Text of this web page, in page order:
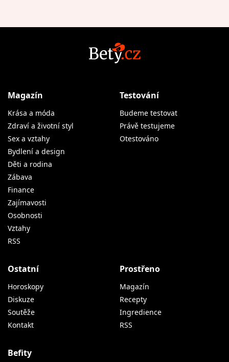
Magazín
Krása a móda
Zdraví a životní styl
Sex a vztahy
Bydlení a design
Děti a rodina
Zábava
Finance
Zajímavosti
Osobnosti
Vztahy
RSS
Testování
Budeme testovat
Právě testujeme
Otestováno
Ostatní
Horoskopy
Diskuze
Soutěže
Kontakt
Prostřeno
Magazín
Recepty
Ingredience
RSS
Befity